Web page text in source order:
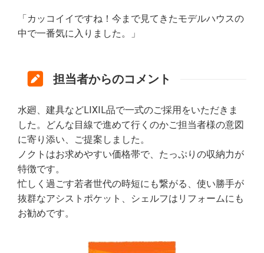
「カッコイイですね！今まで見てきたモデルハウスの
中で一番気に入りました。」
担当者からのコメント
水廻、建具などLIXIL品で一式のご採用をいただきま
した。どんな目線で進めて行くのかご担当者様の意図
に寄り添い、ご提案しました。
ノクトはお求めやすい価格帯で、たっぷりの収納力が
特徴です。
忙しく過ごす若者世代の時短にも繋がる、使い勝手が
抜群なアシストポケット、シェルフはリフォームにも
お勧めです。